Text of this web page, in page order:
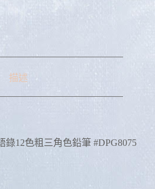
描述
錄12色粗三角色鉛筆 #DPG8075